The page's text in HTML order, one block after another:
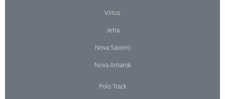
Virtus
Jetta
Nova Saveiro
Nova Amarok
Polo Track